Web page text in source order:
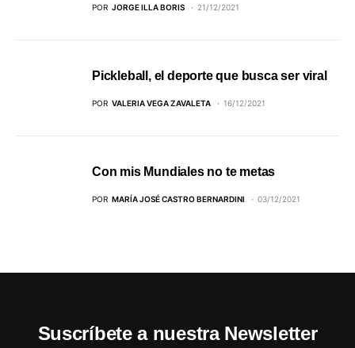
POR JORGE ILLA BORIS 21/12/2021
Pickleball, el deporte que busca ser viral
POR VALERIA VEGA ZAVALETA 16/12/2021
Con mis Mundiales no te metas
POR MARÍA JOSÉ CASTRO BERNARDINI 03/12/2021
Suscríbete a nuestra Newsletter